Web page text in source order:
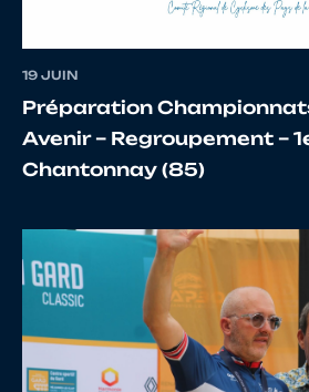
19 JUIN
Préparation
Avenir – Regroupement –
Chantonnay (85)